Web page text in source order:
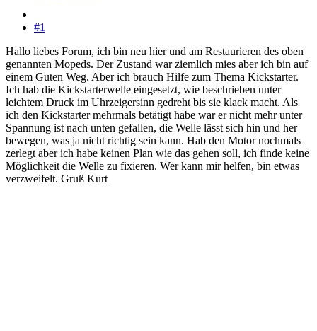
#1
Hallo liebes Forum, ich bin neu hier und am Restaurieren des oben
genannten Mopeds. Der Zustand war ziemlich mies aber ich bin auf
einem Guten Weg. Aber ich brauch Hilfe zum Thema Kickstarter.
Ich hab die Kickstarterwelle eingesetzt, wie beschrieben unter
leichtem Druck im Uhrzeigersinn gedreht bis sie klack macht. Als
ich den Kickstarter mehrmals betätigt habe war er nicht mehr unter
Spannung ist nach unten gefallen, die Welle lässt sich hin und her
bewegen, was ja nicht richtig sein kann. Hab den Motor nochmals
zerlegt aber ich habe keinen Plan wie das gehen soll, ich finde keine
Möglichkeit die Welle zu fixieren. Wer kann mir helfen, bin etwas
verzweifelt. Gruß Kurt